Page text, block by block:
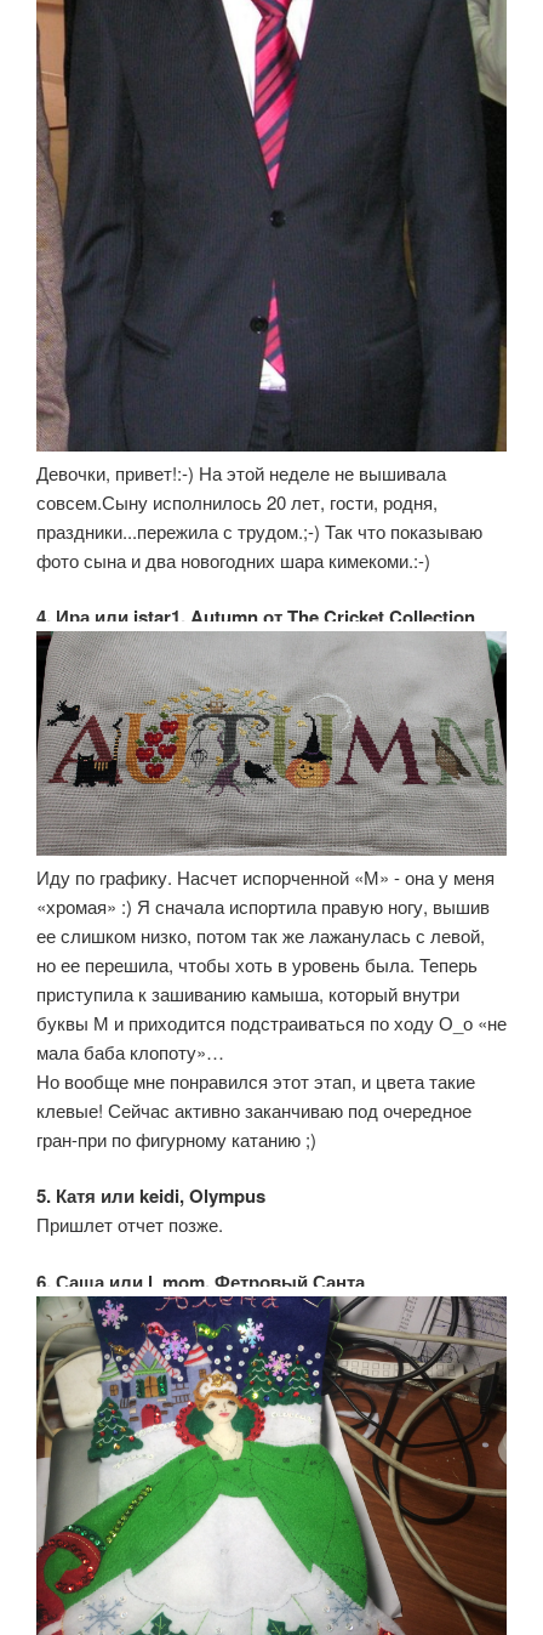
Девочки, привет!:-) На этой неделе не вышивала
совсем.Сыну исполнилось 20 лет, гости, родня,
праздники...пережила с трудом.;-) Так что показываю
фото сына и два новогодних шара кимекоми.:-)
4. Ира или istar1, Autumn от The Cricket Collection
Иду по графику. Насчет испорченной «М» - она у меня
«хромая» :) Я сначала испортила правую ногу, вышив
ее слишком низко, потом так же лажанулась с левой,
но ее перешила, чтобы хоть в уровень была. Теперь
приступила к зашиванию камыша, который внутри
буквы М и приходится подстраиваться по ходу О_о «не
мала баба клопоту»…
Но вообще мне понравился этот этап, и цвета такие
клевые! Сейчас активно заканчиваю под очередное
гран-при по фигурному катанию ;)
5. Катя или keidi, Olympus
Пришлет отчет позже.
6. Саша или l_mom, Фетровый Санта